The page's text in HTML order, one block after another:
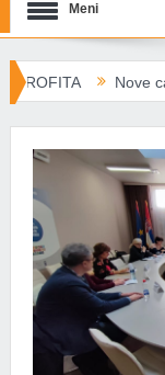
Meni
carine SAD: